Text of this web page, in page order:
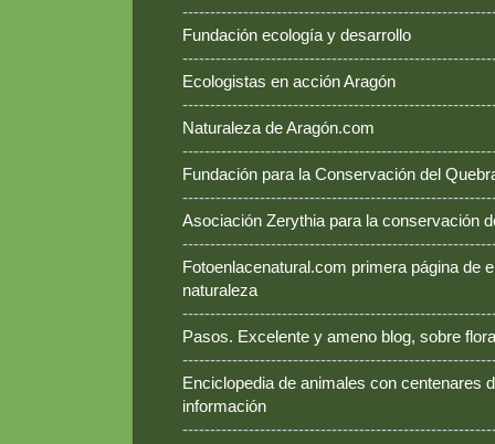
Fundación ecología y desarrollo
Ecologistas en acción Aragón
Naturaleza de Aragón.com
Fundación para la Conservación del
Asociación Zerythia para la conservación
Fotoenlacenatural.com primera página de
naturaleza
Pasos. Excelente y ameno blog, sobre
Enciclopedia de animales con centenares
información